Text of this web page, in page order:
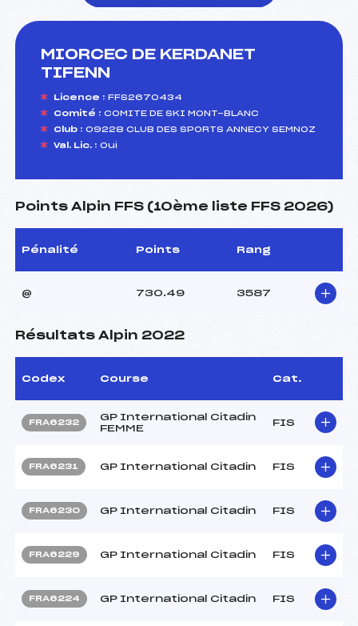
le ski
MIORCEC DE KERDANET
TIFENN
Licence : FFS2670434
Comité : COMITE DE SKI MONT-BLANC
Club : 09228 CLUB DES SPORTS ANNECY SEMNOZ
Val. Lic. : Oui
Points Alpin FFS (10ème liste FFS 2026)
Pénalité Points Rang
@ 730.49 3587
Résultats Alpin 2022
Codex Course Cat.
FRA6232
GP International Citadin
FEMME
FIS
FRA6231 GP International Citadin FIS
FRA6230 GP International Citadin FIS
FRA6229 GP International Citadin FIS
FRA6224 GP International Citadin FIS